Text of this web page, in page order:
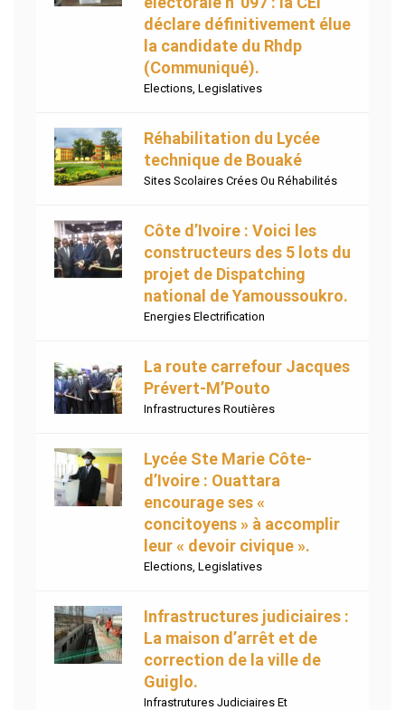
déclare définitivement élue
la candidate du Rhdp
(Communiqué).
Elections Legislatives
Réhabilitation du Lycée
technique de Bouaké
Sites Scolaires Crées Ou Réhabilités
Côte d’Ivoire : Voici les
constructeurs des 5 lots du
projet de Dispatching
national de Yamoussoukro.
Energies Electrification
La route carrefour Jacques
Prévert-M’Pouto
Infrastructures Routières
Lycée Ste Marie Côte-
d’Ivoire : Ouattara
encourage ses «
concitoyens » à accomplir
leur « devoir civique ».
Elections Legislatives
Infrastructures judiciaires :
La maison d’arrêt et de
correction de la ville de
Guiglo.
Infrastrutures Judiciaires Et